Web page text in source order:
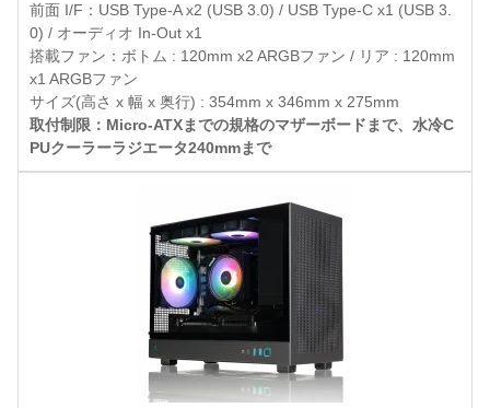
前面 I/F：USB Type-A x2 (USB 3.0) / USB Type-C x1 (USB 3.
0) / オーディオ In-Out x1
搭載ファン：ボトム : 120mm x2 ARGBファン / リア : 120mm
x1 ARGBファン
サイズ(高さ x 幅 x 奥行) : 354mm x 346mm x 275mm
取付制限：Micro-ATXまでの規格のマザーボードまで、水冷C
PUクーラーラジエータ240mmまで